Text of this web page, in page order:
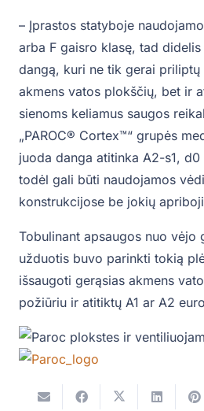
– Įprastos statyboje
arba F gaisro klasę, tad
dangą, kuri ne tik gerai priliptų
akmens vatos plokščių, bet ir
sienoms keliamus saugos
„PAROC® Cortex™“ grupės
juoda danga atitinka A2-s1,
todėl gali būti naudojamos
konstrukcijose be jokių
Tobulinant apsaugos nuo vėjo
užduotis buvo parinkti tokią
išsaugoti gerąsias akmens
požiūriu ir atitiktų A1 ar A2